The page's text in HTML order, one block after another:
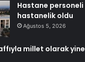
Hastane personeli
hastanelik oldu
Ağustos 5, 2026
millet olarak yine